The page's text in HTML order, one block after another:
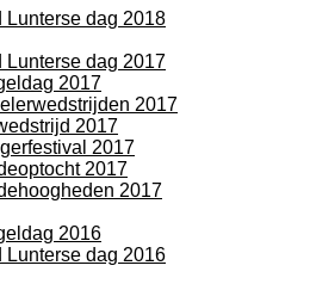
Lunterse dag 2018
Lunterse dag 2017
2017
2017
2017
2017
2017
2017
2016
Lunterse dag 2016